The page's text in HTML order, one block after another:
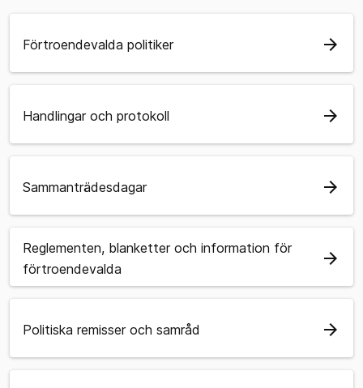
Förtroendevalda politiker arrow_forward
Handlingar och protokoll arrow_forward
Sammanträdesdagar arrow_forward
Reglementen, blanketter och information för
förtroendevalda
arrow_forward
Politiska remisser och samråd arrow_forward